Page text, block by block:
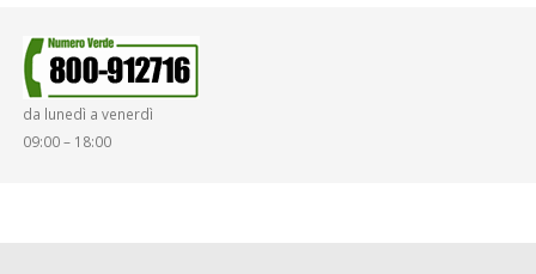
da lunedì a venerdì
09:00 – 18:00